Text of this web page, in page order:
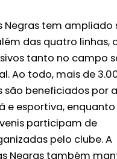
Negras tem ampliado
das quatro linhas,
tanto no campo
Ao todo, mais de
são beneficiados por
esportiva, enquanto
participam de
pelo clube. A
Negras também